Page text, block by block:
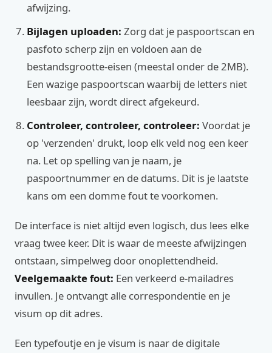
afwijzing.
Bijlagen uploaden: Zorg dat je paspoortscan en
pasfoto scherp zijn en voldoen aan de
bestandsgrootte-eisen (meestal onder de 2MB).
Een wazige paspoortscan waarbij de letters niet
leesbaar zijn, wordt direct afgekeurd.
Controleer, controleer, controleer: Voordat je
op 'verzenden' drukt, loop elk veld nog een keer
na. Let op spelling van je naam, je
paspoortnummer en de datums. Dit is je laatste
kans om een domme fout te voorkomen.
De interface is niet altijd even logisch, dus lees elke
vraag twee keer. Dit is waar de meeste afwijzingen
ontstaan, simpelweg door onoplettendheid.
Veelgemaakte fout: Een verkeerd e-mailadres
invullen. Je ontvangt alle correspondentie en je
visum op dit adres.
Een typefoutje en je visum is naar de digitale